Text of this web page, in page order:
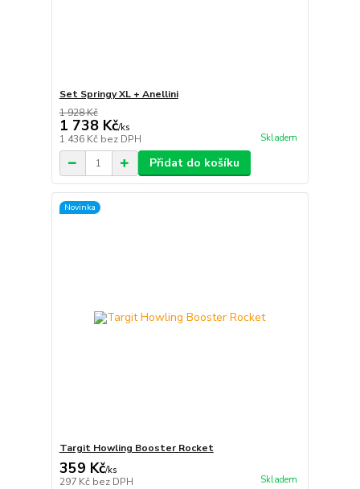
Set Springy XL + Anellini
1 928 Kč
1 738 Kč/ks
1 436 Kč bez DPH Skladem
Přidat do košíku
Novinka
Targit Howling Booster Rocket
359 Kč/ks
297 Kč bez DPH Skladem